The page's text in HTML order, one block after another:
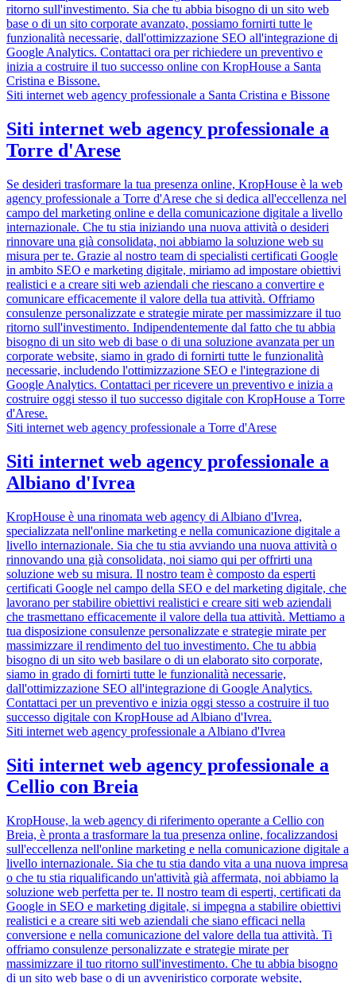
ritorno sull'investimento. Sia che tu abbia bisogno di un sito web
base o di un sito corporate avanzato, possiamo fornirti tutte le
funzionalità necessarie, dall'ottimizzazione SEO all'integrazione di
Google Analytics. Contattaci ora per richiedere un preventivo e
inizia a costruire il tuo successo online con KropHouse a Santa
Cristina e Bissone.
Siti internet web agency professionale a Santa Cristina e Bissone
Siti internet web agency professionale a
Torre d'Arese
Se desideri trasformare la tua presenza online, KropHouse è la web
agency professionale a Torre d'Arese che si dedica all'eccellenza nel
campo del marketing online e della comunicazione digitale a livello
internazionale. Che tu stia iniziando una nuova attività o desideri
rinnovare una già consolidata, noi abbiamo la soluzione web su
misura per te. Grazie al nostro team di specialisti certificati Google
in ambito SEO e marketing digitale, miriamo ad impostare obiettivi
realistici e a creare siti web aziendali che riescano a convertire e
comunicare efficacemente il valore della tua attività. Offriamo
consulenze personalizzate e strategie mirate per massimizzare il tuo
ritorno sull'investimento. Indipendentemente dal fatto che tu abbia
bisogno di un sito web di base o di una soluzione avanzata per un
corporate website, siamo in grado di fornirti tutte le funzionalità
necessarie, includendo l'ottimizzazione SEO e l'integrazione di
Google Analytics. Contattaci per ricevere un preventivo e inizia a
costruire oggi stesso il tuo successo digitale con KropHouse a Torre
d'Arese.
Siti internet web agency professionale a Torre d'Arese
Siti internet web agency professionale a
Albiano d'Ivrea
KropHouse è una rinomata web agency di Albiano d'Ivrea,
specializzata nell'online marketing e nella comunicazione digitale a
livello internazionale. Sia che tu stia avviando una nuova attività o
rinnovando una già consolidata, noi siamo qui per offrirti una
soluzione web su misura. Il nostro team è composto da esperti
certificati Google nel campo della SEO e del marketing digitale, che
lavorano per stabilire obiettivi realistici e creare siti web aziendali
che trasmettano efficacemente il valore della tua attività. Mettiamo a
tua disposizione consulenze personalizzate e strategie mirate per
massimizzare il rendimento del tuo investimento. Che tu abbia
bisogno di un sito web basilare o di un elaborato sito corporate,
siamo in grado di fornirti tutte le funzionalità necessarie,
dall'ottimizzazione SEO all'integrazione di Google Analytics.
Contattaci per un preventivo e inizia oggi stesso a costruire il tuo
successo digitale con KropHouse ad Albiano d'Ivrea.
Siti internet web agency professionale a Albiano d'Ivrea
Siti internet web agency professionale a
Cellio con Breia
KropHouse, la web agency di riferimento operante a Cellio con
Breia, è pronta a trasformare la tua presenza online, focalizzandosi
sull'eccellenza nell'online marketing e nella comunicazione digitale a
livello internazionale. Sia che tu stia dando vita a una nuova impresa
o che tu stia riqualificando un'attività già affermata, noi abbiamo la
soluzione web perfetta per te. Il nostro team di esperti, certificati da
Google in SEO e marketing digitale, si impegna a stabilire obiettivi
realistici e a creare siti web aziendali che siano efficaci nella
conversione e nella comunicazione del valore della tua attività. Ti
offriamo consulenze personalizzate e strategie mirate per
massimizzare il tuo ritorno sull'investimento. Che tu abbia bisogno
di un sito web base o di un avveniristico corporate website,